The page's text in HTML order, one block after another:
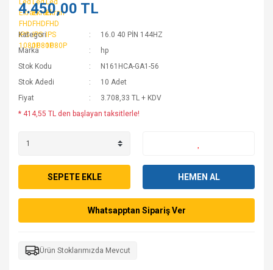
4.450,00 TL
Kategori
16.0 40 PİN 144HZ
Marka
hp
Stok Kodu
N161HCA-GA1-56
Stok Adedi
10 Adet
Fiyat
3.708,33 TL + KDV
* 414,55 TL den başlayan taksitlerle!
SEPETE EKLE HEMEN AL
Whatsapptan Sipariş Ver
Ürün Stoklarımızda Mevcut